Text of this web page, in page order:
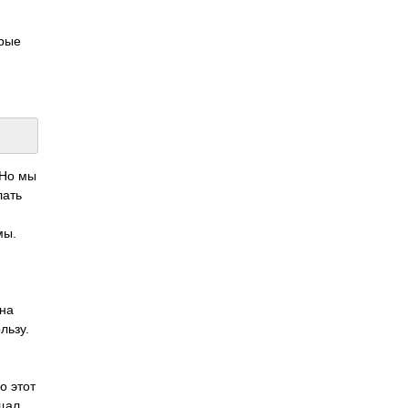
Но мы
этот